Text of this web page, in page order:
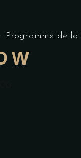
Programme de la